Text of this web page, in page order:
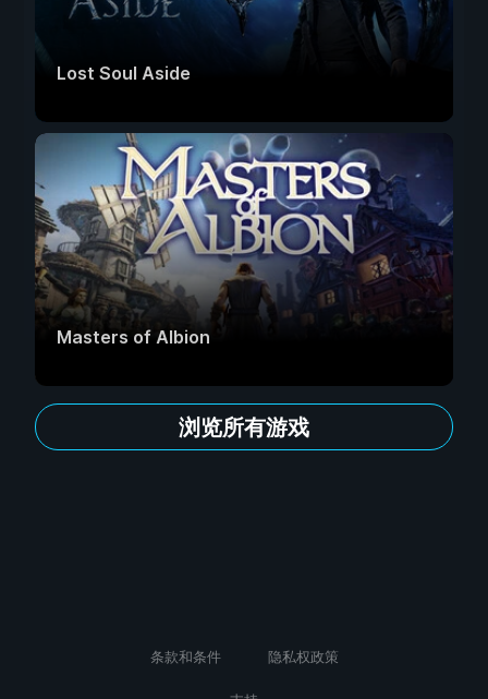
Lost Soul Aside
Masters of Albion
浏览所有游戏
条款和条件 隐私权政策